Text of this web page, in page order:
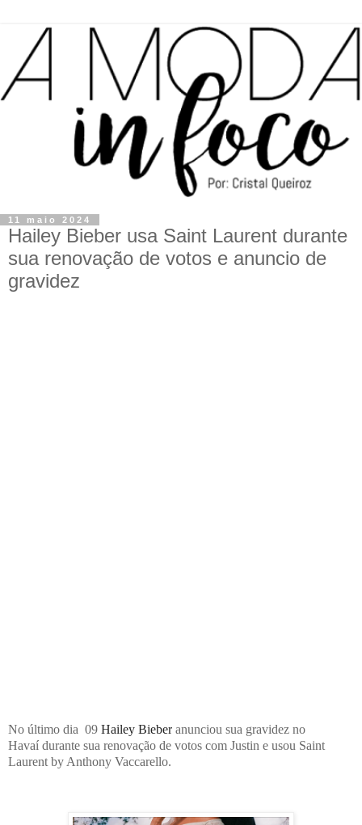
11 maio 2024
Hailey Bieber usa Saint Laurent durante
sua renovação de votos e anuncio de
gravidez
No último dia 09 Hailey Bieber anunciou sua gravidez no
Havaí durante sua renovação de votos com Justin e usou Saint
Laurent by Anthony Vaccarello.